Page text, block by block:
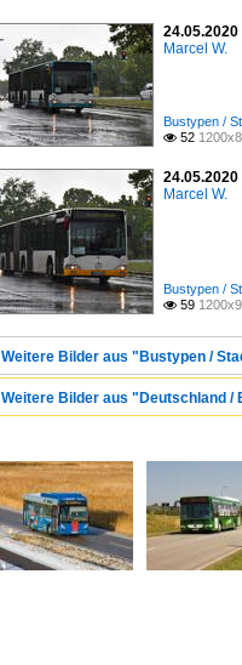
24.05.2020
Marcel W.
Bustypen /
 52
24.05.2020
Marcel W.
Bustypen /
 59
Weitere Bilder aus "Bustypen /
Weitere Bilder aus "Deutschland /